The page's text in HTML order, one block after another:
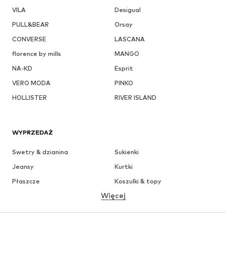
VILA
Desigual
PULL&BEAR
Orsay
CONVERSE
LASCANA
florence by mills
MANGO
NA-KD
Esprit
VERO MODA
PINKO
HOLLISTER
RIVER ISLAND
WYPRZEDAŻ
Swetry & dzianina
Sukienki
Jeansy
Kurtki
Płaszcze
Koszulki & topy
Bielizna
Więcej